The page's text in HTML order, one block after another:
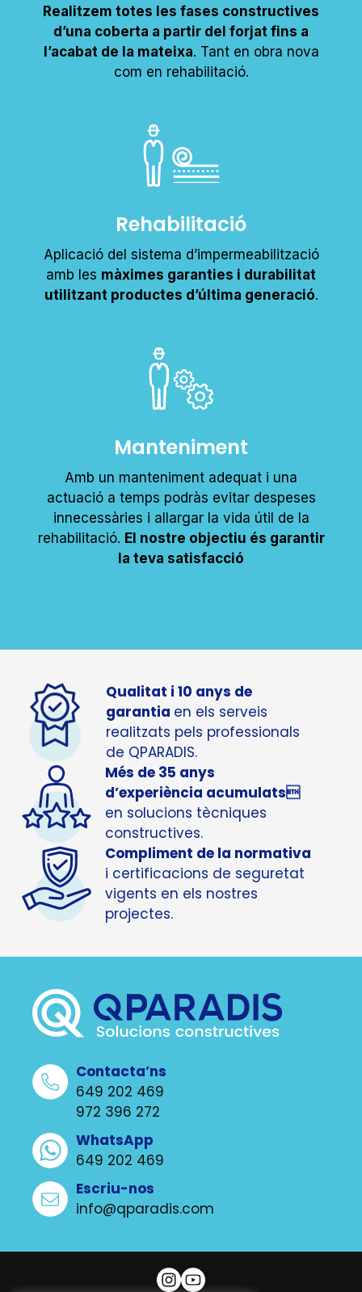
Realitzem totes les fases constructives
d’una coberta a partir del forjat fins a
l’acabat de la mateixa. Tant en obra nova
com en rehabilitació.
Rehabilitació
Aplicació del sistema d’impermeabilització
amb les màximes garanties i durabilitat
utilitzant productes d’última generació.
Manteniment
Amb un manteniment adequat i una
actuació a temps podràs evitar despeses
innecessàries i allargar la vida útil de la
rehabilitació. El nostre objectiu és garantir
la teva satisfacció
Qualitat i 10 anys de
garantia en els serveis
realitzats pels professionals
de QPARADIS.
Més de 35 anys
d’experiència acumulats
en solucions tècniques
constructives.
Compliment de la normativa
i certificacions de seguretat
vigents en els nostres
projectes.
Contacta’ns
649 202 469
972 396 272
WhatsApp
649 202 469
Escriu-nos
info@qparadis.com